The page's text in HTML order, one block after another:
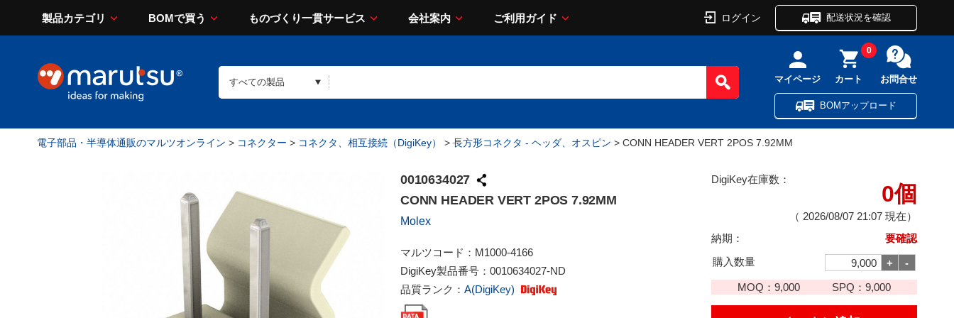
製品カテゴリ BOMで買う ものづくり一貫サービス 会社案内 ご利用ガイド ログイン 配送状況を確認
マイページ カート
0
お問合せ
BOMアップロード
電子部品・半導体通販のマルツオンライン > コネクター > コネクタ、相互接続（DigiKey） > 長方形コネクタ - ヘッダ、オスピン > CONN HEADER VERT 2POS 7.92MM
0010634027
CONN HEADER VERT 2POS 7.92MM
Molex
マルツコード： M1000-4166
DigiKey製品番号： 0010634027-ND
品質ランク： A(DigiKey)
DigiKey在庫数：
0個
（ 2026/08/07 21:07 現在）
納期：
要確認
購入数量
MOQ：9,000 SPQ： 9,000